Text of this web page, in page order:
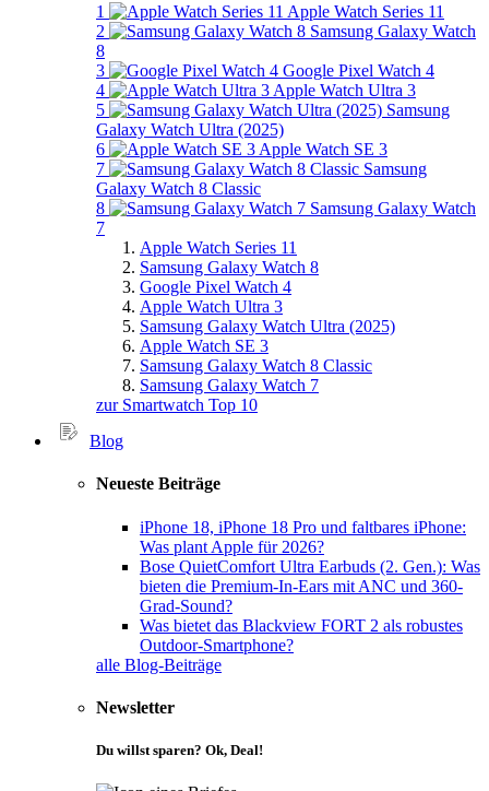
1
Apple Watch Series 11
2
Samsung Galaxy Watch
8
3
Google Pixel Watch 4
4
Apple Watch Ultra 3
5
Samsung
Galaxy Watch Ultra (2025)
6
Apple Watch SE 3
7
Samsung
Galaxy Watch 8 Classic
8
Samsung Galaxy Watch
7
Apple Watch Series 11
Samsung Galaxy Watch 8
Google Pixel Watch 4
Apple Watch Ultra 3
Samsung Galaxy Watch Ultra (2025)
Apple Watch SE 3
Samsung Galaxy Watch 8 Classic
Samsung Galaxy Watch 7
zur Smartwatch Top 10
Blog
Neueste Beiträge
iPhone 18, iPhone 18 Pro und faltbares iPhone:
Was plant Apple für 2026?
Bose QuietComfort Ultra Earbuds (2. Gen.): Was
bieten die Premium-In-Ears mit ANC und 360-
Grad-Sound?
Was bietet das Blackview FORT 2 als robustes
Outdoor-Smartphone?
alle Blog-Beiträge
Newsletter
Du willst sparen? Ok, Deal!